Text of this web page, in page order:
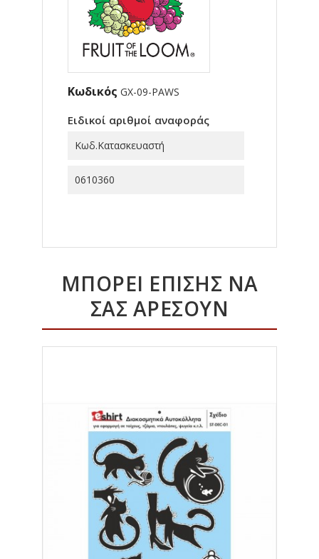
Κωδικός GX-09-PAWS
Ειδικοί αριθμοί αναφοράς
Κωδ.Κατασκευαστή
0610360
ΜΠΟΡΕΊ ΕΠΊΣΗΣ ΝΑ
ΣΑΣ ΑΡΈΣΟΥΝ